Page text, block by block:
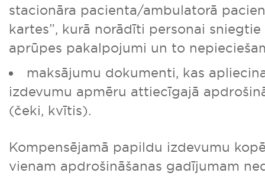
stacionāra pacienta/ambulatorā
kartes”, kurā norādīti personai sniegtie
aprūpes pakalpojumi un to
maksājumu dokumenti, kas
izdevumu apmēru attiecīgajā
(čeki, kvītis).
Kompensējamā papildu izdevumu
vienam apdrošināšanas gadījumam